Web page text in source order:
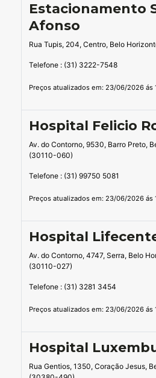
Estacionamento
Afonso
Rua Tupis, 204, Centro, Belo
Telefone : (31) 3222-7548
Preços atualizados em: 23/06/2026 ás
Hospital Felicio
Av. do Contorno, 9530, Barro Preto,
(30110-060)
Telefone : (31) 99750 5081
Preços atualizados em: 23/06/2026 ás
Hospital
Av. do Contorno, 4747, Serra, Belo
(30110-027)
Telefone : (31) 3281 3454
Preços atualizados em: 23/06/2026 ás
Hospital
Rua Gentios, 1350, Coração Jesus,